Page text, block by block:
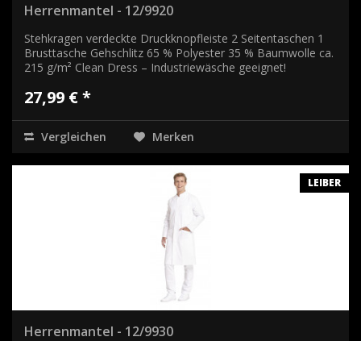
Herrenmantel - 12/9920
Stehkragen verdeckte Druckknopfleiste 2 Seitentaschen 1
Brusttasche Gehschlitz 65 % Polyester 35 % Baumwolle ca.
215 g/m² Clean Dress – Industriewäsche geeignet!
27,99 € *
Vergleichen Merken
LEIBER
Herrenmantel - 12/9930